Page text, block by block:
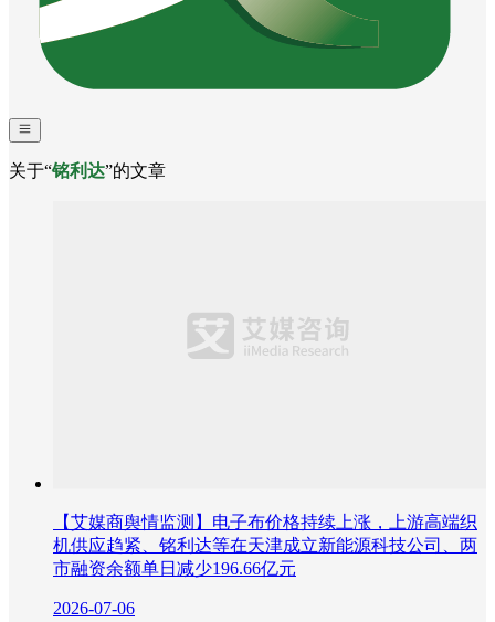
关于“铭利达”的文章
【艾媒商舆情监测】电子布价格持续上涨，上游高端织
机供应趋紧、铭利达等在天津成立新能源科技公司、两
市融资余额单日减少196.66亿元
2026-07-06